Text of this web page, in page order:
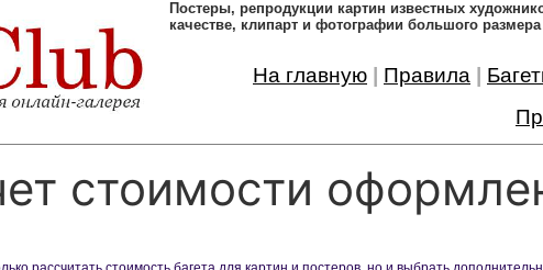
Постеры, pепродукции картин известных
качестве, клипарт и фотографии большого
На главную Правила
стоимости